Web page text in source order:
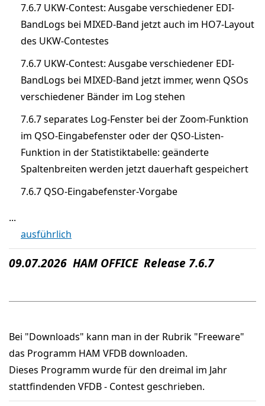
7.6.7 UKW-Contest: Ausgabe verschiedener EDI-
BandLogs bei MIXED-Band jetzt auch im HO7-Layout
des UKW-Contestes
7.6.7 UKW-Contest: Ausgabe verschiedener EDI-
BandLogs bei MIXED-Band jetzt immer, wenn QSOs
verschiedener Bänder im Log stehen
7.6.7 separates Log-Fenster bei der Zoom-Funktion
im QSO-Eingabefenster oder der QSO-Listen-
Funktion in der Statistiktabelle: geänderte
Spaltenbreiten werden jetzt dauerhaft gespeichert
7.6.7 QSO-Eingabefenster-Vorgabe
...
ausführlich
09.07.2026 HAM OFFICE Release 7.6.7
Bei "Downloads" kann man in der Rubrik "Freeware"
das Programm HAM VFDB downloaden.
Dieses Programm wurde für den dreimal im Jahr
stattfindenden VFDB - Contest geschrieben.